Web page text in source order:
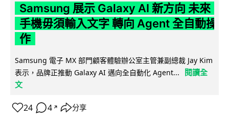
Samsung 展示 Galaxy AI 新方向 未來
手機毋須輸入文字 轉向 Agent 全自動操
作
Samsung 電子 MX 部門顧客體驗辦公室主管兼副總裁 Jay Kim
表示，品牌正推動 Galaxy AI 邁向全自動化 Agent...
閱讀全
文
24 4 ↗ 分享